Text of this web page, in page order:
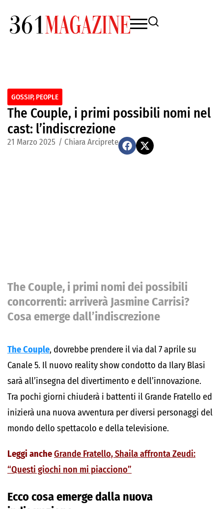
GOSSIP, PEOPLE
The Couple, i primi possibili nomi nel
cast: l’indiscrezione
21 Marzo 2025 / Chiara Arciprete
The Couple, i primi nomi dei possibili
concorrenti: arriverà Jasmine Carrisi?
Cosa emerge dall’indiscrezione
The Couple, dovrebbe prendere il via dal 7 aprile su
Canale 5. Il nuovo reality show condotto da Ilary Blasi
sarà all’insegna del divertimento e dell’innovazione.
Tra pochi giorni chiuderà i battenti il Grande Fratello ed
inizierà una nuova avventura per diversi personaggi del
mondo dello spettacolo e della televisione.
Leggi ancheGrande Fratello, Shaila affronta Zeudi:
“Questi giochi non mi piacciono”
Ecco cosa emerge dalla nuova